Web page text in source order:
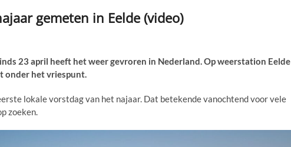
gemeten in Eelde (video)
23 april heeft het weer gevroren in Nederland. Op weerstation Eelde
onder het vriespunt.
lokale vorstdag van het najaar. Dat betekende vanochtend voor vele
zoeken.